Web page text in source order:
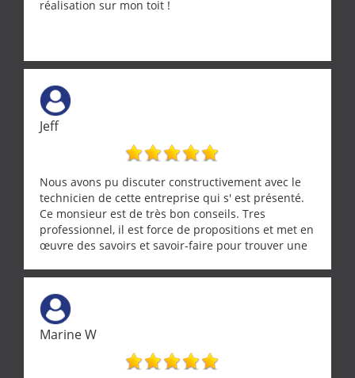
réalisation sur mon toit !
Jeff
Nous avons pu discuter constructivement avec le
technicien de cette entreprise qui s' est présenté.
Ce monsieur est de très bon conseils. Tres
professionnel, il est force de propositions et met en
œuvre des savoirs et savoir-faire pour trouver une
demande de l écoute et de la considération, ce qui
ne se trouve que chez les pationnés de leur métier.
Merci a ce monsieur pour sa disponibilité
Marine W